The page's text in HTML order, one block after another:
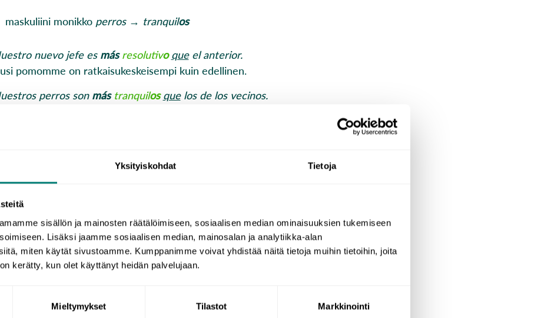
Yksityiskohdat Tietoja
sisällön ja mainosten räätälöimiseen, sosiaalisen median ominaisuuksien tukemiseen
Lisäksi jaamme sosiaalisen median, mainosalan ja analytiikka-alan
miten käytät sivustoamme. Kumppanimme voivat yhdistää näitä tietoja muihin tietoihin, joita
kerätty, kun olet käyttänyt heidän palvelujaan.
Mieltymykset Tilastot Markkinointi
maskuliini monikko perros→ tranquilos
nuevo jefe es másresolutivo queel anterior.
pomomme on ratkaisukeskeisempi kuin edellinen.
perros son más tranquilos quelos de los vecinos.
voi muodostaa myös näin:menos
español es
on vähemmän vaikeaa kuin matematiikka.
másfiable que Lucas?